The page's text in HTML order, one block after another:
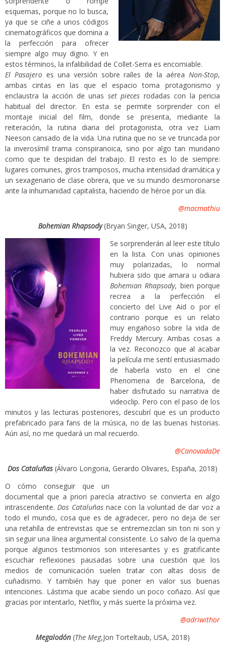
esquemas, porque no lo busca,
ya que se ciñe a unos códigos
cinematográficos que domina a
la perfección para ofrecer
siempre algo muy digno. Y en
estos términos, la infalibilidad de Collet-Serra es encomiable.
El Pasajeroes una versión sobre raíles de la aéreaNon-Stop,
ambas cintas en las que el espacio toma protagonismo y
enclaustra la acción de unas set pieces rodadas con la pericia
habitual del director. En esta se permite sorprender con el
montaje inicial del film, donde se presenta, mediante la
reiteración, la rutina diaria del protagonista, otra vez Liam
Neeson cansado de la vida. Una rutina que no se ve truncada por
la inverosímil trama conspiranoica, sino por algo tan mundano
como que te despidan del trabajo. El resto es lo de siempre:
lugares comunes, giros tramposos, mucha intensidad dramática y
un sexagenario de clase obrera, que ve su mundo desmoronarse
ante la inhumanidad capitalista, haciendo de héroe por un día.
@macmathiu
Bohemian Rhapsody(Bryan Singer, USA, 2018)
Se sorprenderán al leer este título
en la lista. Con unas opiniones
muy polarizadas, lo normal
hubiera sido que amara u odiara
Bohemian Rhapsody, bien porque
recrea a la perfección el
concierto del Live Aid o por el
contrario porque es un relato
muy engañoso sobre la vida de
Freddy Mercury. Ambas cosas a
la vez. Reconozco que al acabar
la película me sentí entusiasmado
de haberla visto en el cine
Phenomena de Barcelona, de
haber disfrutado su narrativa de
videoclip. Pero con el paso de los
minutos y las lecturas posteriores, descubrí que es un producto
prefabricado para fans de la música, no de las buenas historias.
Aún así, no me quedará un mal recuerdo.
@CanovadaDe
Dos Cataluñas(Álvaro Longoria, Gerardo Olivares, España, 2018)
O cómo conseguir que un
documental que a priori parecía atractivo se convierta en algo
intrascendente.Dos Cataluñasnace con la voluntad de dar voz a
todo el mundo, cosa que es de agradecer, pero no deja de ser
una retahíla de entrevistas que se entremezclan sin ton ni son y
sin seguir una línea argumental consistente. Lo salvo de la quema
porque algunos testimonios son interesantes y es gratificante
escuchar reflexiones pausadas sobre una cuestión que los
medios de comunicación suelen tratar con altas dosis de
cuñadismo. Y también hay que poner en valor sus buenas
intenciones. Lástima que acabe siendo un poco coñazo. Así que
gracias por intentarlo, Netflix, y más suerte la próxima vez.
@adriwithor
Megalodón (The Meg,Jon Torteltaub, USA, 2018)